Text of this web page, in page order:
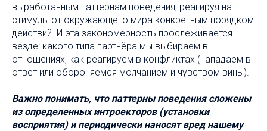
выработанным паттернам поведения, реагируя на
стимулы от окружающего мира конкретным порядком
действий. И эта закономерность прослеживается
везде: какого типа партнёра мы выбираем в
отношениях, как реагируем в конфликтах (нападаем в
ответ или обороняемся молчанием и чувством вины).
Важно понимать, что паттерны поведения сложены
из определенных интроекторов (установки
восприятия) и периодически наносят вред нашему